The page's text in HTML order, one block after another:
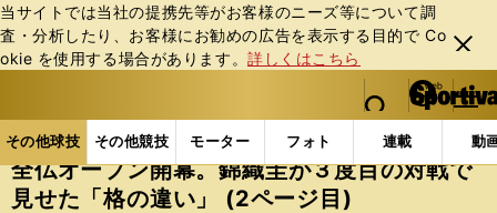
当サイトでは当社の提携先等がお客様のニーズ等について調
査・分析したり、お客様にお勧めの広告を表⽰する⽬的で Co
okie を使⽤する場合があります。詳しくはこちら
閉じ
る
web Sportiva (webスポルティーバ)
検索
マイペ
ー
ジ
メニュ
その他球技 その他競技 モーター フォト 連載 動
ス
ポ
ル
その他球技の記事一覧 テニス 全仏オープン開幕。
全仏オープン開幕。錦織圭が３度目の対戦で
見せた「格の違い」 (2ページ目)